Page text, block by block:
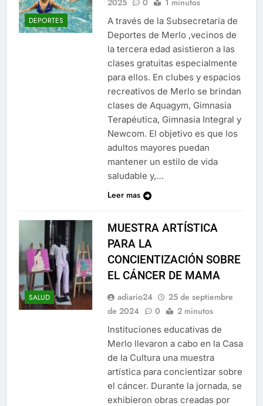
DEPORTES
A través de la Subsecretaría de
Deportes de Merlo ,vecinos de
la tercera edad asistieron a las
clases gratuitas especialmente
para ellos. En clubes y espacios
recreativos de Merlo se brindan
clases de Aquagym, Gimnasia
Terapéutica, Gimnasia Integral y
Newcom. El objetivo es que los
adultos mayores puedan
mantener un estilo de vida
saludable y,…
Leer mas
SALUD
MUESTRA ARTÍSTICA
PARA LA
CONCIENTIZACIÓN SOBRE
EL CÁNCER DE MAMA
adiario24
25 de septiembre
de 2024
0 2 minutos
Instituciones educativas de
Merlo llevaron a cabo en la Casa
de la Cultura una muestra
artística para concientizar sobre
el cáncer. Durante la jornada, se
exhibieron obras creadas por